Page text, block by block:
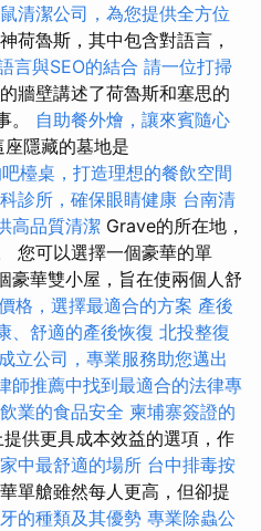
清潔公司，為您提供全方位
荷魯斯，其中包含對語言，
言與SEO的結合 請一位打掃
牆壁講述了荷魯斯和塞思的
。 自助餐外燴，讓來賓隨心
座隱藏的墓地是
檯桌，打造理想的餐飲空間
診所，確保眼睛健康 台南清
高品質清潔 Grave的所在地，
您可以選擇一個豪華的單
豪華雙小屋，旨在使兩個人舒
格，選擇最適合的方案 產後
、舒適的產後恢復 北投整復
成立公司，專業服務助您邁出
師推薦中找到最適合的法律專
業的食品安全 柬埔寨簽證的
供更具成本效益的選項，作
中最舒適的場所 台中排毒按
單艙雖然每人更高，但卻提
的種類及其優勢 專業除蟲公